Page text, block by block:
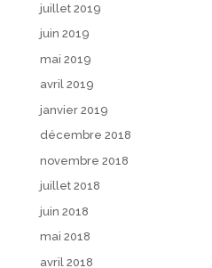
juillet 2019
juin 2019
mai 2019
avril 2019
janvier 2019
décembre 2018
novembre 2018
juillet 2018
juin 2018
mai 2018
avril 2018